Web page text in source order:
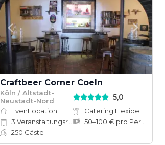
Craftbeer Corner Coeln
Köln / Altstadt-
Neustadt-Nord
5,0
Eventlocation
Catering Flexibel
3 Veranstaltungsräume
250 Gäste